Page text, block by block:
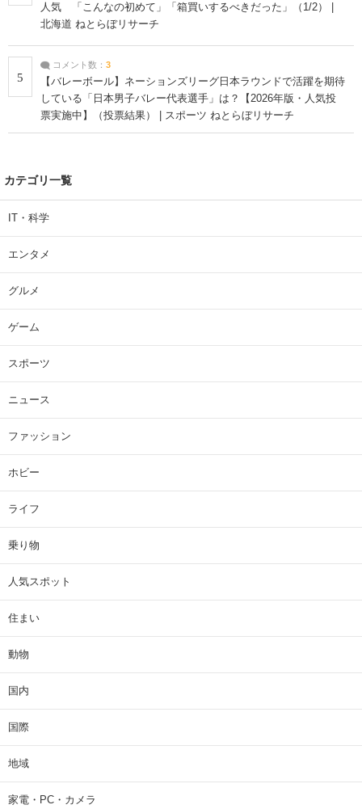
人気 「こんなの初めて」「箱買いするべきだった」（1/2） |
北海道 ねとらぼリサーチ
5
コメント数： 3
【バレーボール】ネーションズリーグ日本ラウンドで活躍を期待
している「日本男子バレー代表選手」は？【2026年版・人気投
票実施中】（投票結果） | スポーツ ねとらぼリサーチ
カテゴリ一覧
IT・科学
エンタメ
グルメ
ゲーム
スポーツ
ニュース
ファッション
ホビー
ライフ
乗り物
人気スポット
住まい
動物
国内
国際
地域
家電・PC・カメラ